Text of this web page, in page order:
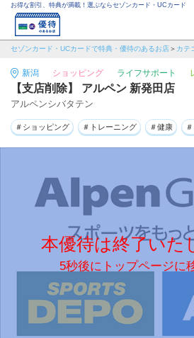
お得な割引、特典が満載！選ぶならセゾンカード・UCカード
セゾンカード・UCカードで特典・優待のあるお店 カテ
新潟 ショッピング ライフサポート
【支店削除】 アルペン 新発田店
アルペンシバタテン
＃ショッピング ＃トレーニング ＃健康
本優待は終了いた
5秒後にトップページに